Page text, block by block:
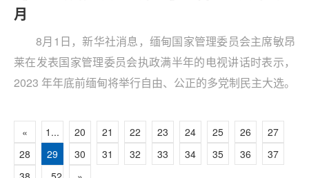
月
8月1日，新华社消息，缅甸国家管理委员会主席敏昂
莱在发表国家管理委员会执政满半年的电视讲话时表示，
2023 年年底前缅甸将举行自由、公正的多党制民主大选。
« 1... 20 21 22 23 24 25 26
27
28
29 30 31 32 33 34 35 36
37